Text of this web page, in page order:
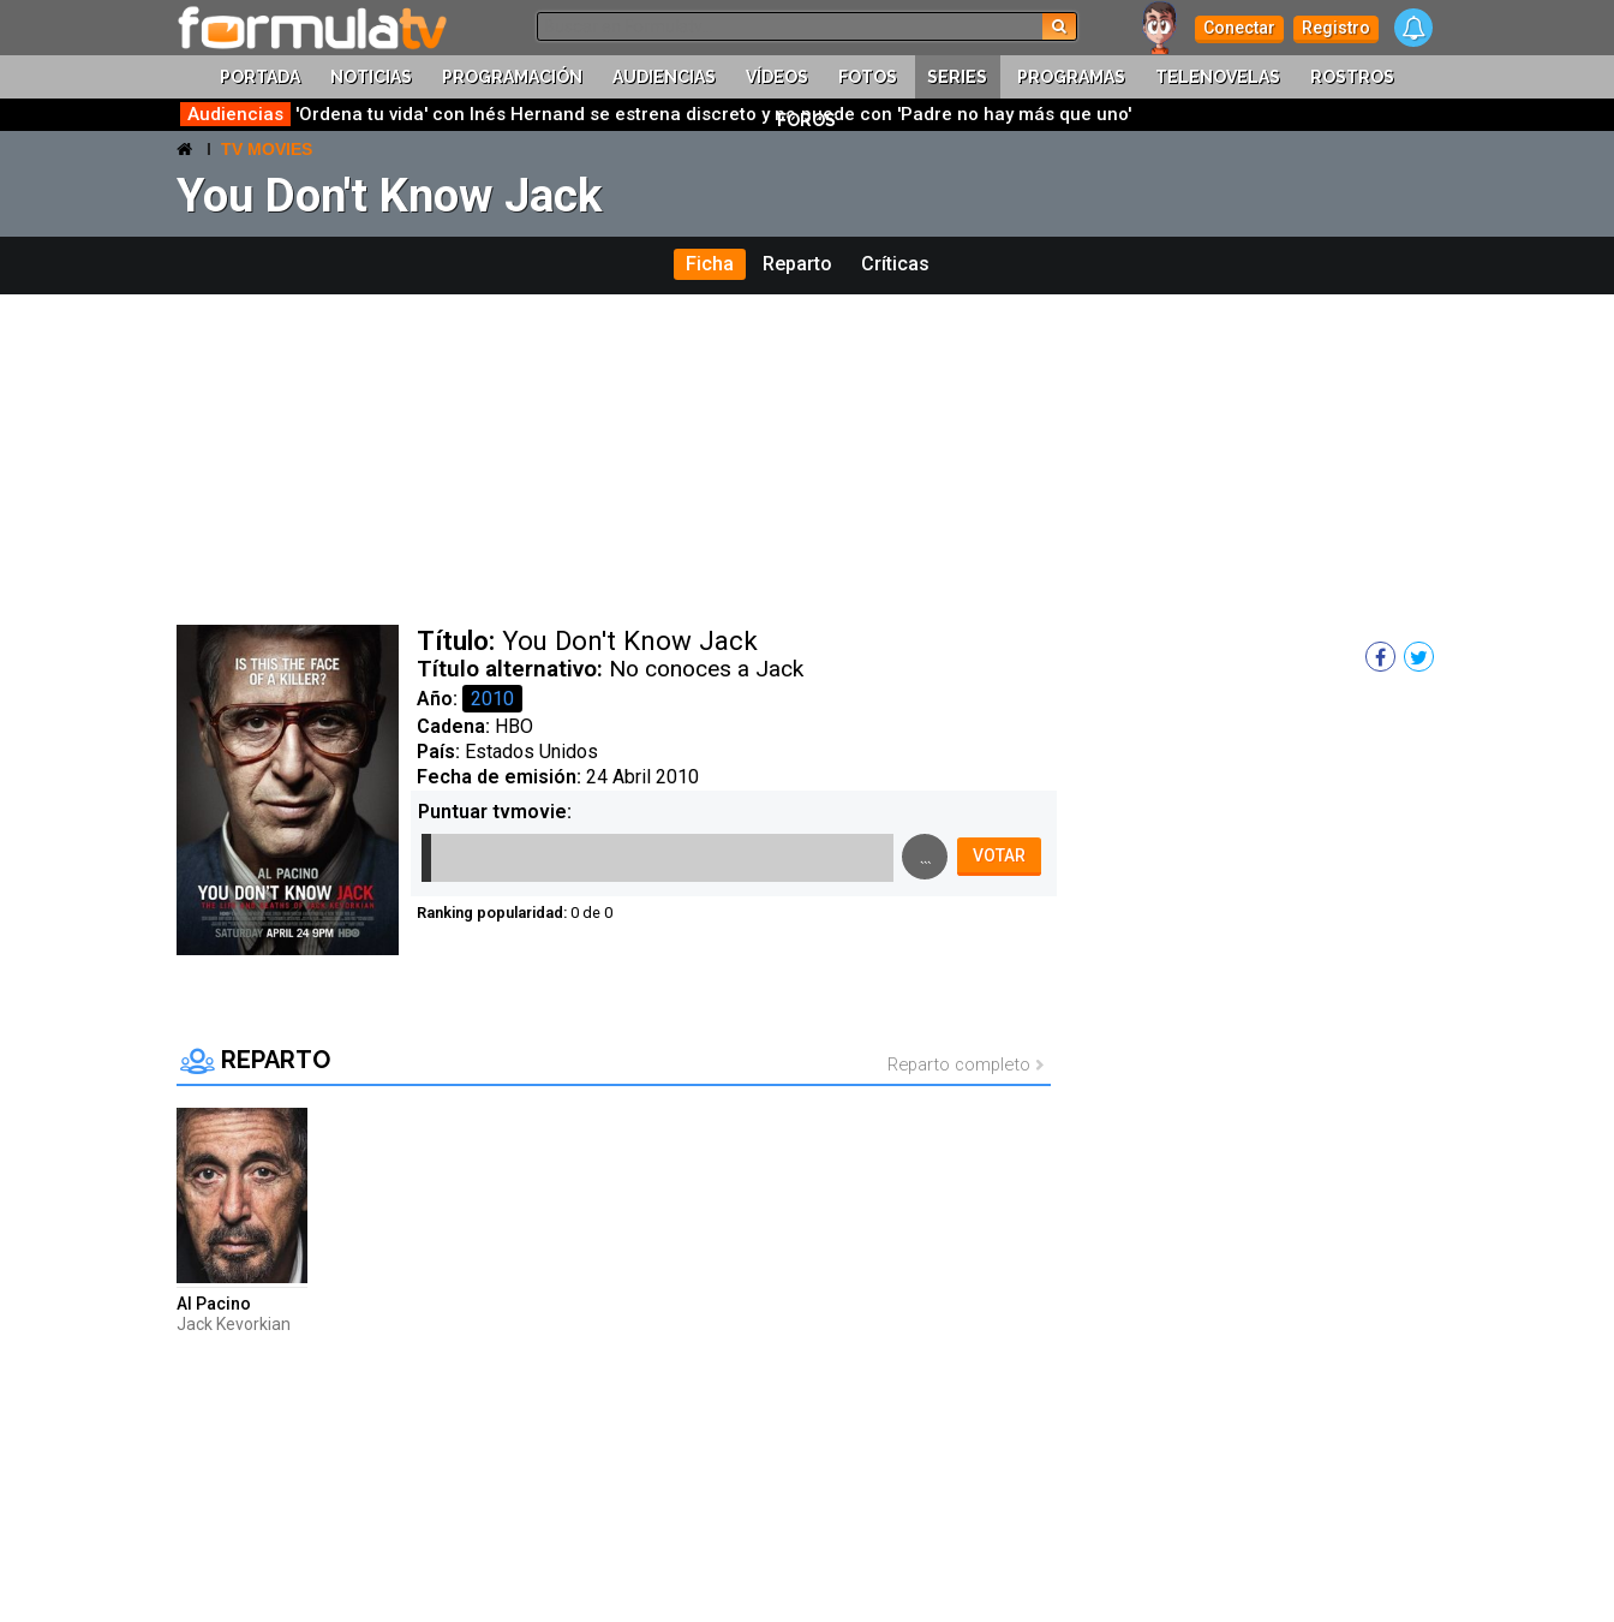
Conectar Registro
PORTADA NOTICIAS PROGRAMACIÓN AUDIENCIAS VÍDEOS FOTOS SERIES PROGRAMAS TELENOVELAS ROSTROS
FOROS
Audiencias 'Ordena tu vida' con Inés Hernand se estrena discreto y no puede con 'Padre no hay más que uno'
TV MOVIES
You Don't Know Jack
Ficha Reparto Críticas
Título: You Don't Know Jack
Título alternativo: No conoces a Jack
Año:
2010
Cadena: HBO
País: Estados Unidos
Fecha de emisión: 24 Abril 2010
Puntuar tvmovie:
...
VOTAR
Ranking popularidad: 0 de 0
REPARTO Reparto completo
Al Pacino
Jack Kevorkian